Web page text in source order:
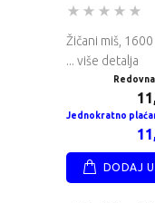
Žičani miš,
... više detalja
Jednokratno
DODAJ U